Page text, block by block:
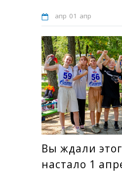
апр 01 апр
Вы ждали
настало 1